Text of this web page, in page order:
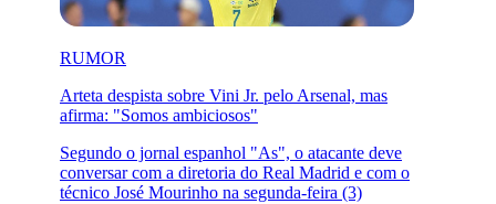
RUMOR
Arteta despista sobre Vini Jr. pelo Arsenal, mas
afirma: "Somos ambiciosos"
Segundo o jornal espanhol "As", o atacante deve
conversar com a diretoria do Real Madrid e com o
técnico José Mourinho na segunda-feira (3)